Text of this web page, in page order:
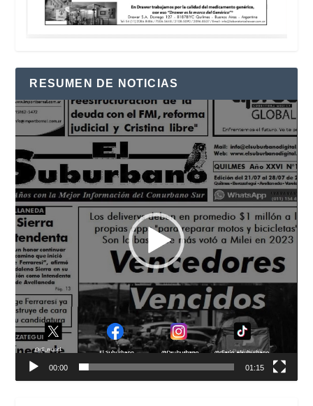
RESUMEN DE NOTICIAS
Reproductor
de
vídeo
00:00 01:15